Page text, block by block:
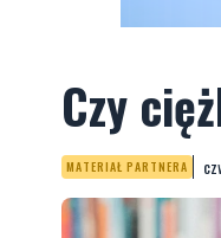
Czy
MATERIAŁ PARTNERA